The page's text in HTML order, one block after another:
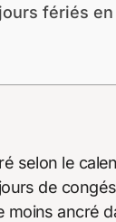
fériés en
selon le
de
moins ancré